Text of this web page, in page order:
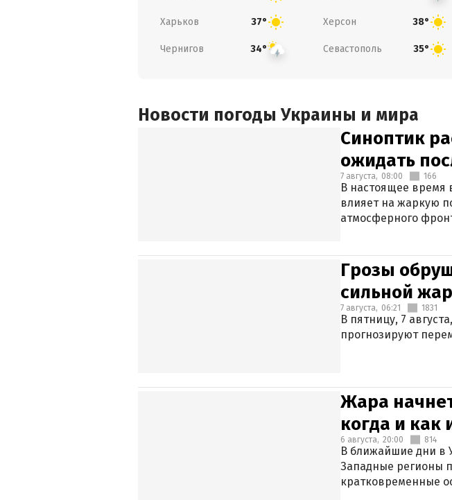
Харьков 37° Херсон 38°
Чернигов 34° Севастополь 35°
Новости погоды Украины и мира
Синоптик
ожидать
7 августа, 08:00 166
В настоящее время
влияет на жаркую
атмосферного
Грозы
сильной
7 августа, 06:21 1831
В пятницу, 7
прогнозируют
Жара
когда и как
6 августа, 20:00 814
В ближайшие дни в
Западные регионы
кратковременные